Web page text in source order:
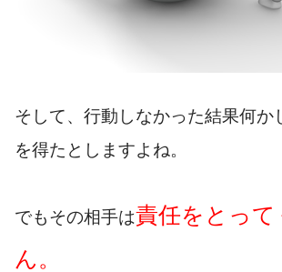
そして、行動しなかった結果何か
を得たとしますよね。
でもその相手は責任をとって
ん。